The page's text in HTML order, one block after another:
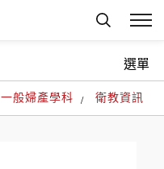
一般婦產學科 衛教資訊
選單